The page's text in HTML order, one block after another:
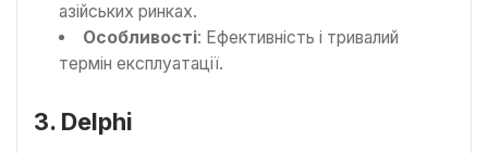
азійських ринках.
Особливості: Ефективність і тривалий
термін експлуатації.
3. Delphi